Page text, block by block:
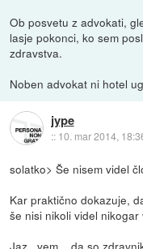
Ob posvetu z advokati,
lasje pokonci, ko sem
zdravstva.
Noben advokat ni hotel
jype
:: 10. mar 2014,
solatko> Še nisem videl
Kar praktično dokazuje,
še nisi nikoli videl
Jaz _vem_, da so